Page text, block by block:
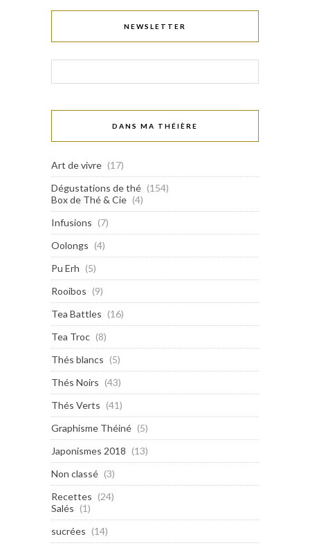
NEWSLETTER
DANS MA THÉIÈRE
Art de vivre (17)
Dégustations de thé (154)
Box de Thé & Cie (4)
Infusions (7)
Oolongs (4)
Pu Erh (5)
Rooibos (9)
Tea Battles (16)
Tea Troc (8)
Thés blancs (5)
Thés Noirs (43)
Thés Verts (41)
Graphisme Théiné (5)
Japonismes 2018 (13)
Non classé (3)
Recettes (24)
Salés (1)
sucrées (14)